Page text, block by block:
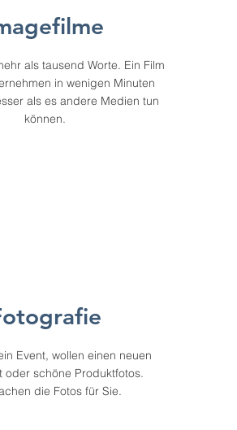
als tausend Worte. Ein Film
in wenigen Minuten
als es andere Medien tun
können.
Event, wollen einen neuen
oder schöne Produktfotos.
die Fotos für Sie.